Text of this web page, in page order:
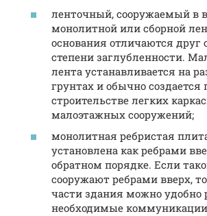
ленточный, сооружаемый в
монолитной или сборной
основания отличаются друг
степени заглубленности.
лента устанавливается на
грунтах и обычно создается
строительстве легких
малоэтажных сооружений;
монолитная ребристая
установлена как ребрами
обратном порядке. Если
сооружают ребрами вверх,
части здания можно удобно
необходимые